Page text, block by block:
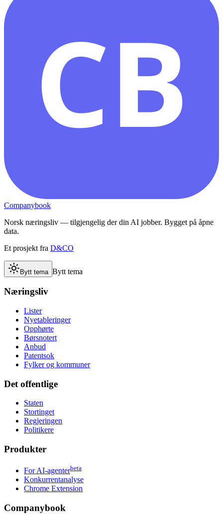
CB
Companybook
Norsk næringsliv — tilgjengelig der din AI jobber. Bygget på åpne
data.
Et prosjekt fra D&CO
Bytt tema Bytt tema
Næringsliv
Lister
Nyetableringer
Opphørte
Børsnotert
Anbud
Patentsok
Fylker og kommuner
Det offentlige
Staten
Stortinget
Regjeringen
Politikere
Produkter
For AI-agenterbeta
Konkurrentanalyse
Chrome Extension
Companybook